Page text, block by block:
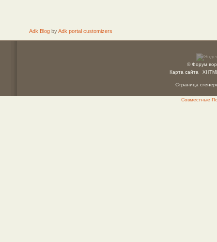
Adk BlogbyAdk portal customizers
© Форум
Карта сайта
Страница
Совместные